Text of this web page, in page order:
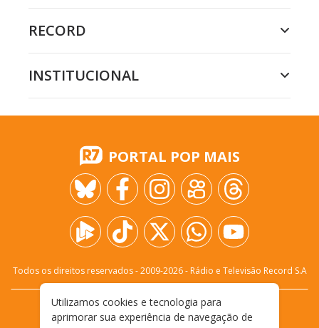
RECORD
INSTITUCIONAL
PORTAL POP MAIS
Todos os direitos reservados - 2009-2026- Rádio e Televisão Record S.A
FALE CONOSCO
PRIVACIDADE
Utilizamos cookies e tecnologia para
aprimorar sua experiência de navegação de